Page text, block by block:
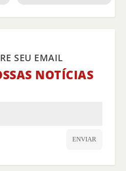
SEU EMAIL
NOTÍCIAS
ENVIAR